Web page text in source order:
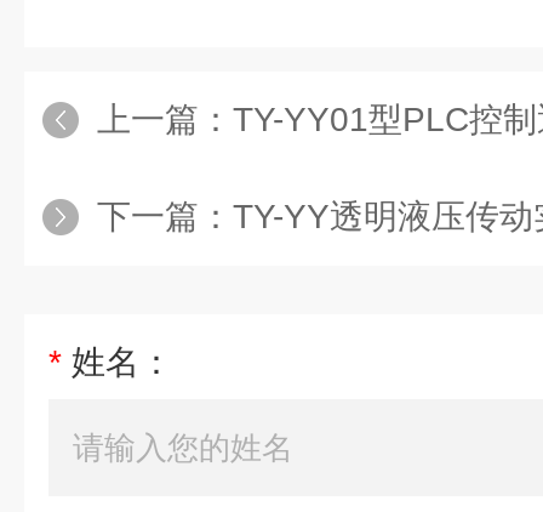
上一篇： TY-YY01型PLC控制透明液压传动演
下一篇： TY-YY透明液压传动实训装
* 姓名：